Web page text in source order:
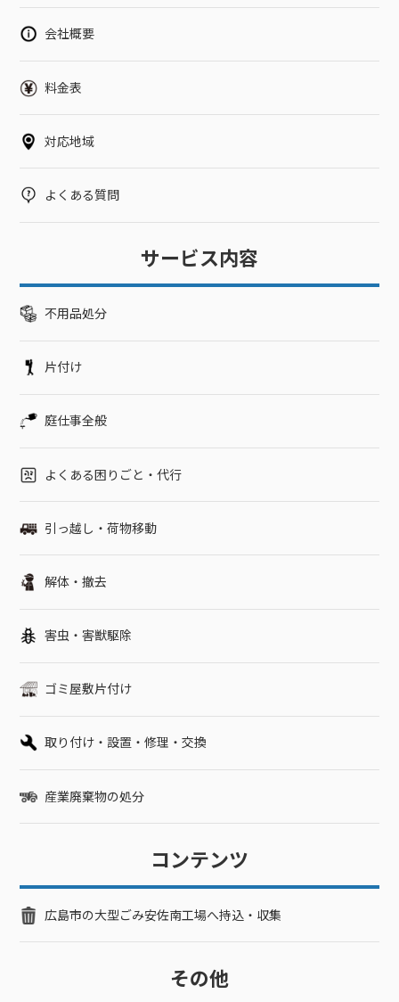
ZOJIRUSHI（象印）Peacock（ピーコック）価値のある電子ポ
ットを処分する場合は、買取処分も検討しましょう。個人売買
を利用して処分する状態が良く価値のある電子ポットであれ
ば、個人売買にて処分することもできます。買取業者で売却で
買を利用する場合は、以下のような方法があります。オークシ
ョン・フリマアプリを利用するジモティーで地元の人に譲る知
人・友人で欲しい人に譲るインターネット上のオークションや
フリマアプリの場合は送料が負担になることがありますが、地
元の人に譲れれば送料がかかりません。ただし、電子ポットは
状態が悪いとクレームの原因になるので、状態や型番などを丁
寧に記載することが大切です。個人間のやり取りでは認識の違
いがあった場合、トラブルになるリスクがあるので慎重に交渉
しましょう。人気メーカーの電子ポットは需要が高いので、状
態が良いものは高値がつくこともあります。電子ポットの寿命
か修理すべきかを判断できます。一般的に、電子ポットの製造
メーカーは5年間部品を保管することになっているので、電子ポ
ットの寿命は5年が目安です。電子ポットはお湯が内部に浸透す
るので故障しやすいのが特徴であり、とくに使用頻度が多いと
不具合を起こしやすくなります。メーカー保証内に故障した場
合は修理を依頼できますが、電子ポットの耐用年数に達してい
検討しましょう。スイッチを入れても使用できない水が温まり
にくい水蒸気が異常に発生しているお湯がふき出るなどの異常
がある電子ポットの処分の目安を把握しておくと、故障した際
に対処しやすくなります。広島市佐伯区でのポット・電子ポッ
トの処分は便利屋「クリーンアップ」にお任せください広島市
佐伯区でのポット・電子ポットの処分でお困りの方は便利屋
～処分対応しています。処分するポットのサイズや数量などに
よって料金は変動します。状態が良いものや高価なものは買い
取り対象となることもあります。お見積もりは無料です。電話
（0120-606-538）やメール、ラインで対応いたします。電話
に出られず折り返す場合はこちらの番号07042164996よりかけ
直しいたします。
会社概要
料金表
対応地域
よくある質問
サービス内容
不用品処分
片付け
庭仕事全般
よくある困りごと・代行
引っ越し・荷物移動
解体・撤去
害虫・害獣駆除
ゴミ屋敷片付け
取り付け・設置・修理・交換
産業廃棄物の処分
コンテンツ
広島市の大型ごみ安佐南工場へ持込・収集
その他